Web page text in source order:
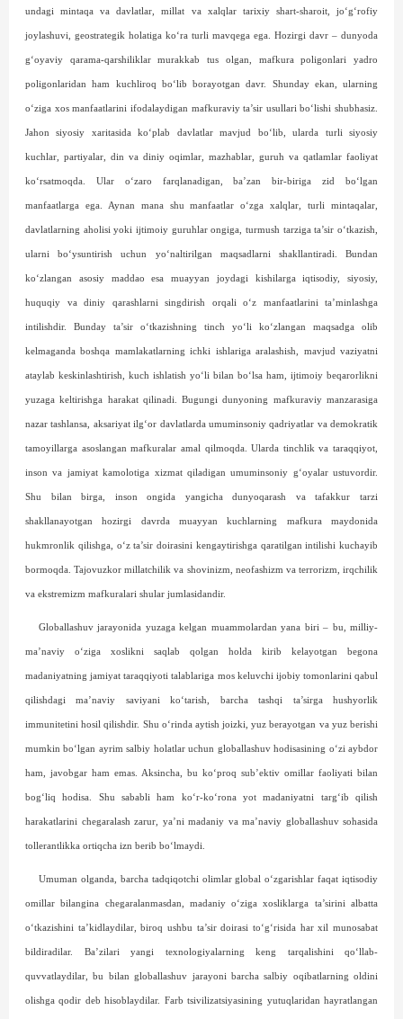
undagi mintaqa va davlatlar, millat va xalqlar tarixiy shart-sharoit, jo‘g‘rofiy
joylashuvi, geostrategik holatiga ko‘ra turli mavqega ega. Hozirgi davr – dunyoda
g‘oyaviy qarama-qarshiliklar murakkab tus olgan, mafkura poligonlari yadro
poligonlaridan ham kuchliroq bo‘lib borayotgan davr. Shunday ekan, ularning
o‘ziga xos manfaatlarini ifodalaydigan mafkuraviy ta’sir usullari bo‘lishi shubhasiz.
Jahon siyosiy xaritasida ko‘plab davlatlar mavjud bo‘lib, ularda turli siyosiy
kuchlar, partiyalar, din va diniy oqimlar, mazhablar, guruh va qatlamlar faoliyat
ko‘rsatmoqda. Ular o‘zaro farqlanadigan, ba’zan bir-biriga zid bo‘lgan
manfaatlarga ega. Aynan mana shu manfaatlar o‘zga xalqlar, turli mintaqalar,
davlatlarning aholisi yoki ijtimoiy guruhlar ongiga, turmush tarziga ta’sir o‘tkazish,
ularni bo‘ysuntirish uchun yo‘naltirilgan maqsadlarni shakllantiradi. Bundan
ko‘zlangan asosiy maddao esa muayyan joydagi kishilarga iqtisodiy, siyosiy,
huquqiy va diniy qarashlarni singdirish orqali o‘z manfaatlarini ta’minlashga
intilishdir. Bunday ta’sir o‘tkazishning tinch yo‘li ko‘zlangan maqsadga olib
kelmaganda boshqa mamlakatlarning ichki ishlariga aralashish, mavjud vaziyatni
ataylab keskinlashtirish, kuch ishlatish yo‘li bilan bo‘lsa ham, ijtimoiy beqarorlikni
yuzaga keltirishga harakat qilinadi. Bugungi dunyoning mafkuraviy manzarasiga
nazar tashlansa, aksariyat ilg‘or davlatlarda umuminsoniy qadriyatlar va demokratik
tamoyillarga asoslangan mafkuralar amal qilmoqda. Ularda tinchlik va taraqqiyot,
inson va jamiyat kamolotiga xizmat qiladigan umuminsoniy g‘oyalar ustuvordir.
Shu bilan birga, inson ongida yangicha dunyoqarash va tafakkur tarzi
shakllanayotgan hozirgi davrda muayyan kuchlarning mafkura maydonida
hukmronlik qilishga, o‘z ta’sir doirasini kengaytirishga qaratilgan intilishi kuchayib
bormoqda. Tajovuzkor millatchilik va shovinizm, neofashizm va terrorizm, irqchilik
va ekstremizm mafkuralari shular jumlasidandir.
Globallashuv jarayonida yuzaga kelgan muammolardan yana biri – bu, milliy-
ma’naviy o‘ziga xoslikni saqlab qolgan holda kirib kelayotgan begona
madaniyatning jamiyat taraqqiyoti talablariga mos keluvchi ijobiy tomonlarini qabul
qilishdagi ma’naviy saviyani ko‘tarish, barcha tashqi ta’sirga hushyorlik
immunitetini hosil qilishdir. Shu o‘rinda aytish joizki, yuz berayotgan va yuz berishi
mumkin bo‘lgan ayrim salbiy holatlar uchun globallashuv hodisasining o‘zi aybdor
ham, javobgar ham emas. Aksincha, bu ko‘proq sub’ektiv omillar faoliyati bilan
bog‘liq hodisa. Shu sababli ham ko‘r-ko‘rona yot madaniyatni targ‘ib qilish
harakatlarini chegaralash zarur, ya’ni madaniy va ma’naviy globallashuv sohasida
tollerantlikka ortiqcha izn berib bo‘lmaydi.
Umuman olganda, barcha tadqiqotchi olimlar global o‘zgarishlar faqat iqtisodiy
omillar bilangina chegaralanmasdan, madaniy o‘ziga xosliklarga ta’sirini albatta
o‘tkazishini ta’kidlaydilar, biroq ushbu ta’sir doirasi to‘g‘risida har xil munosabat
bildiradilar. Ba’zilari yangi texnologiyalarning keng tarqalishini qo‘llab-
quvvatlaydilar, bu bilan globallashuv jarayoni barcha salbiy oqibatlarning oldini
olishga qodir deb hisoblaydilar. Farb tsivilizatsiyasining yutuqlaridan hayratlangan